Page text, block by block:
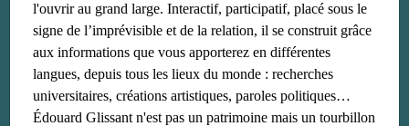
l'ouvrir au grand large. Interactif, participatif, placé sous le
signe de l’imprévisible et de la relation, il se construit grâce
aux informations que vous apporterez en différentes
langues, depuis tous les lieux du monde : recherches
universitaires, créations artistiques, paroles politiques…
Édouard Glissant n'est pas un patrimoine mais un tourbillon